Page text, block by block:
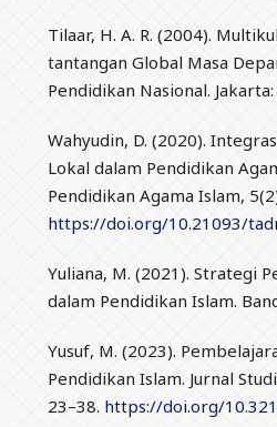
Tilaar, H. A. R. (2004).
tantangan Global Masa
Pendidikan Nasional.
Wahyudin, D. (2020).
Lokal dalam Pendidikan
Pendidikan Agama Islam,
https://doi.org/10.21093/
Yuliana, M. (2021). Strategi
dalam Pendidikan Islam.
Yusuf, M. (2023).
Pendidikan Islam. Jurnal
23–38. https://doi.org/